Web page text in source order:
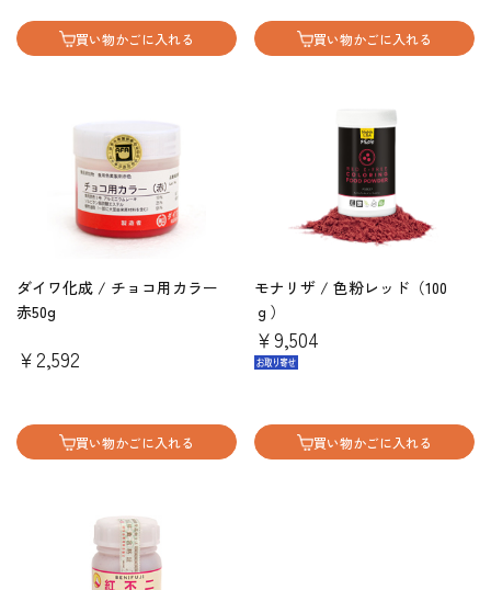
買い物かごに入れる 買い物かごに入れる
ダイワ化成 / チョコ用カラー
赤50g
￥2,592
買い物かごに入れる
モナリザ / 色粉レッド（100
ｇ）
￥9,504
買い物かごに入れる